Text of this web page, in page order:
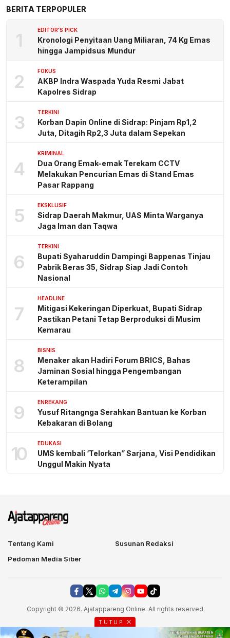
BERITA TERPOPULER
1 EDITOR'S PICK
Kronologi Penyitaan Uang Miliaran, 74 Kg Emas
hingga Jampidsus Mundur
2 FOKUS
AKBP Indra Waspada Yuda Resmi Jabat
Kapolres Sidrap
3 TERKINI
Korban Dapin Online di Sidrap: Pinjam Rp1,2
Juta, Ditagih Rp2,3 Juta dalam Sepekan
4
KRIMINAL
Dua Orang Emak-emak Terekam CCTV
Melakukan Pencurian Emas di Stand Emas
Pasar Rappang
5 EKSKLUSIF
Sidrap Daerah Makmur, UAS Minta Warganya
Jaga Iman dan Taqwa
6
TERKINI
Bupati Syaharuddin Dampingi Bappenas Tinjau
Pabrik Beras 35, Sidrap Siap Jadi Contoh
Nasional
7
HEADLINE
Mitigasi Kekeringan Diperkuat, Bupati Sidrap
Pastikan Petani Tetap Berproduksi di Musim
Kemarau
8
BISNIS
Menaker akan Hadiri Forum BRICS, Bahas
Jaminan Sosial hingga Pengembangan
Keterampilan
9 ENREKANG
Yusuf Ritangnga Serahkan Bantuan ke Korban
Kebakaran di Bolang
10 EDUKASI
UMS kembali ‘Telorkan” Sarjana, Visi Pendidikan
Unggul Makin Nyata
Tentang Kami
Susunan Redaksi
Pedoman Media Siber
Copyright © 2026. Ajatappareng Online. All rights reserved
TUTUP